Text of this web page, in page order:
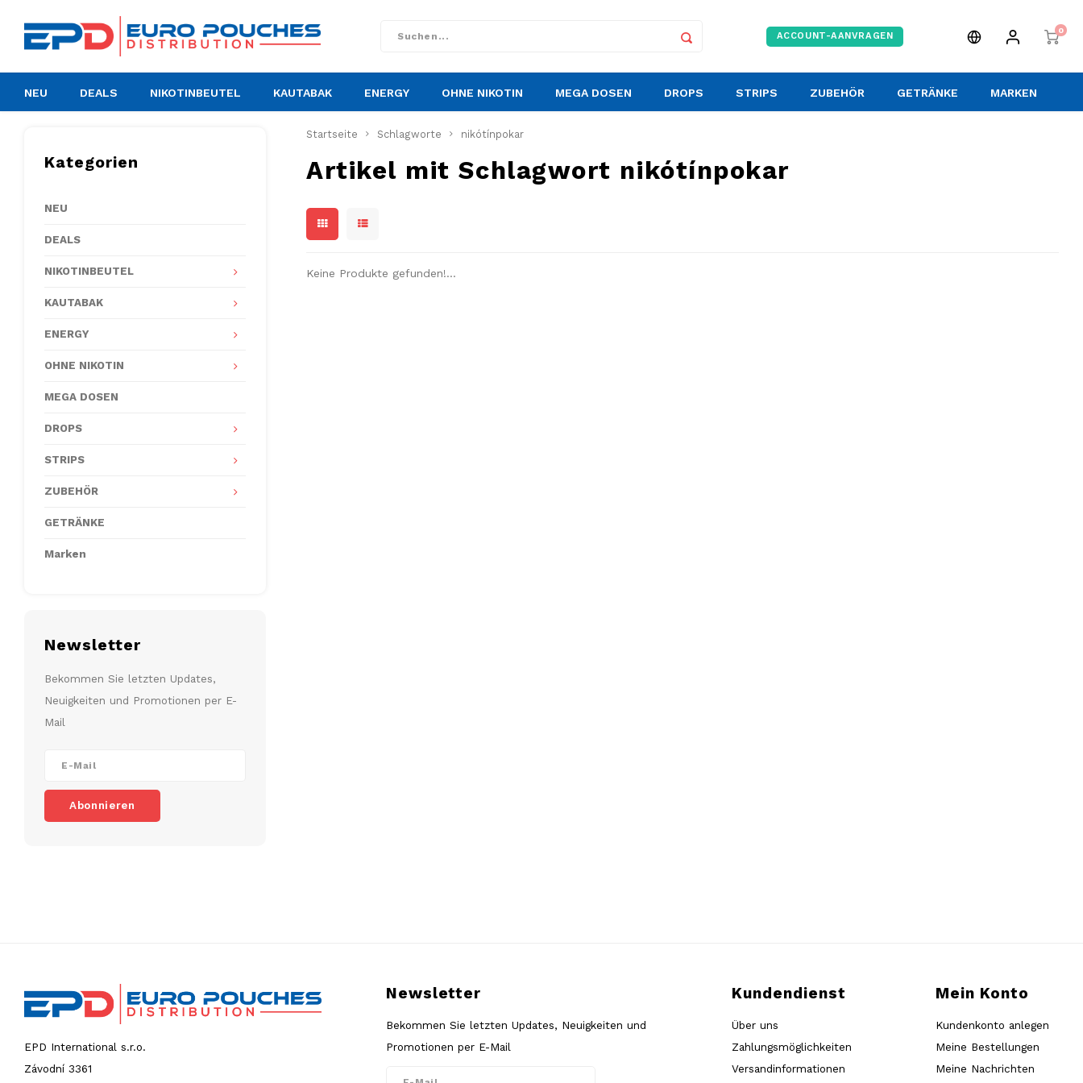
ACCOUNT-AANVRAGEN
0
NEU DEALS NIKOTINBEUTEL KAUTABAK ENERGY OHNE NIKOTIN MEGA DOSEN DROPS STRIPS ZUBEHÖR GETRÄNKE MARKEN
Kategorien
NEU
DEALS
NIKOTINBEUTEL
KAUTABAK
ENERGY
OHNE NIKOTIN
MEGA DOSEN
DROPS
STRIPS
ZUBEHÖR
GETRÄNKE
Marken
Newsletter
Bekommen Sie letzten Updates,
Neuigkeiten und Promotionen per E-
Mail
Abonnieren
Startseite Schlagworte nikótínpokar
Artikel mit Schlagwort nikótínpokar
Keine Produkte gefunden!...
EPD International s.r.o.
Závodní 3361
Newsletter
Bekommen Sie letzten Updates, Neuigkeiten und
Promotionen per E-Mail
Kundendienst
Über uns
Zahlungsmöglichkeiten
Versandinformationen
Mein Konto
Kundenkonto anlegen
Meine Bestellungen
Meine Nachrichten